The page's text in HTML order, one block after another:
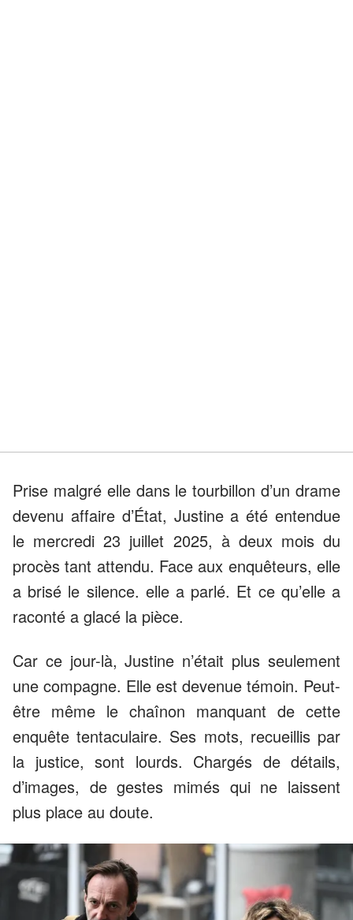
Prise malgré elle dans le tourbillon d’un drame
devenu affaire d’État, Justine a été entendue
le mercredi 23 juillet 2025, à deux mois du
procès tant attendu. Face aux enquêteurs, elle
a brisé le silence. elle a parlé. Et ce qu’elle a
raconté a glacé la pièce.
Car ce jour-là, Justine n’était plus seulement
une compagne. Elle est devenue témoin. Peut-
être même le chaînon manquant de cette
enquête tentaculaire. Ses mots, recueillis par
la justice, sont lourds. Chargés de détails,
d’images, de gestes mimés qui ne laissent
plus place au doute.